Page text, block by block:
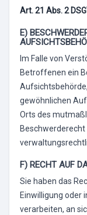
Art. 21 Abs. 2
E)
Im Falle von
Betroffenen ein
gewöhnlichen
Orts des
F) RECHT AUF
Sie haben das
Einwilligung oder
verarbeiten, an